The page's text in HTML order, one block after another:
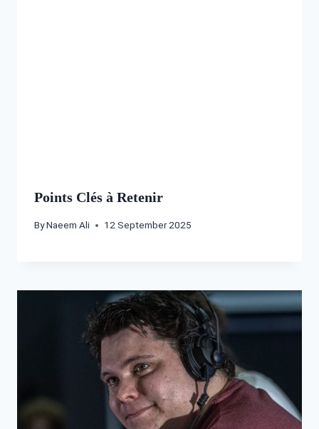
Points Clés à Retenir
ByNaeem Ali 12 September 2025